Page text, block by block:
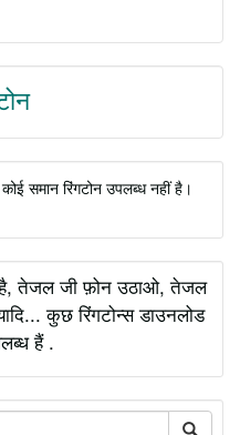
समान रिंगटोन उपलब्ध नहीं है।
है, तेजल जी फ़ोन उठाओ, तेजल
कुछ रिंगटोन्स डाउनलोड
हैं .